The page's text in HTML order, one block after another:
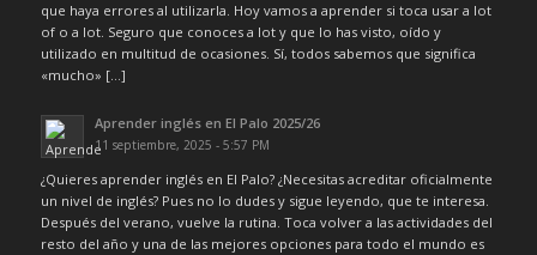
que haya errores al utilizarla. Hoy vamos a aprender si toca usar a lot
of o a lot. Seguro que conoces a lot y que lo has visto, oído y
utilizado en multitud de ocasiones. Sí, todos sabemos que significa
«mucho» […]
Aprender inglés en El Palo 2025/26
11 septiembre, 2025 - 5:57 PM
¿Quieres aprender inglés en El Palo? ¿Necesitas acreditar oficialmente
un nivel de inglés? Pues no lo dudes y sigue leyendo, que te interesa.
Después del verano, vuelve la rutina. Toca volver a las actividades del
resto del año y una de las mejores opciones para todo el mundo es